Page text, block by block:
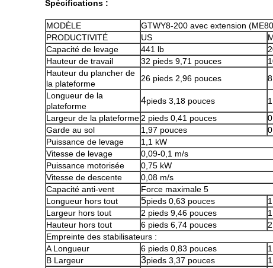
Spécifications :
MODÈLE
GTWY8-200 avec extension
PRODUCTIVITÉ
US
Capacité de levage
441 lb
Hauteur de travail
32 pieds 9,71 pouces
Hauteur du plancher de
la plateforme
26 pieds 2,96 pouces
Longueur de la
plateforme
4pieds 3,18 pouces
Largeur de la plateforme 2 pieds 0,41 pouces
Garde au sol
1,97 pouces
Puissance de levage
1,1 kW
Vitesse de levage
0,09-0,1 m/s
Puissance motorisée
0,75 kW
Vitesse de descente
0,08 m/s
Capacité anti-vent
Force maximale 5
Longueur hors tout
5pieds 0,63 pouces
Largeur hors tout
2 pieds 9,46 pouces
Hauteur hors tout
6 pieds 6,74 pouces
Empreinte des stabilisateurs :
A Longueur
6 pieds 0,83 pouces
B Largeur
3pieds 3,37 pouces